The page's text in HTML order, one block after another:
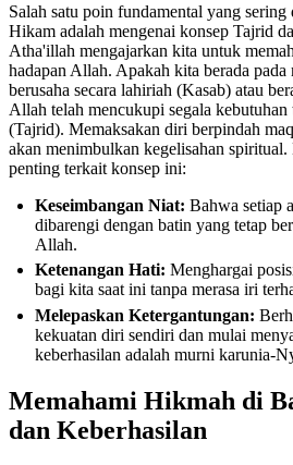
Salah satu poin fundamental yang
Hikam adalah mengenai konsep Tajrid
Atha'illah mengajarkan kita untuk
hadapan Allah. Apakah kita berada
berusaha secara lahiriah (Kasab) atau
Allah telah mencukupi segala kebutuhan
(Tajrid). Memaksakan diri berpindah
akan menimbulkan kegelisahan
penting terkait konsep ini:
Keseimbangan Niat: Bahwa setiap
dibarengi dengan batin yang tetap
Allah.
Ketenangan Hati: Menghargai
bagi kita saat ini tanpa merasa iri
Melepaskan Ketergantungan:
kekuatan diri sendiri dan mulai
keberhasilan adalah murni karunia-
Memahami Hikmah di
dan Keberhasilan